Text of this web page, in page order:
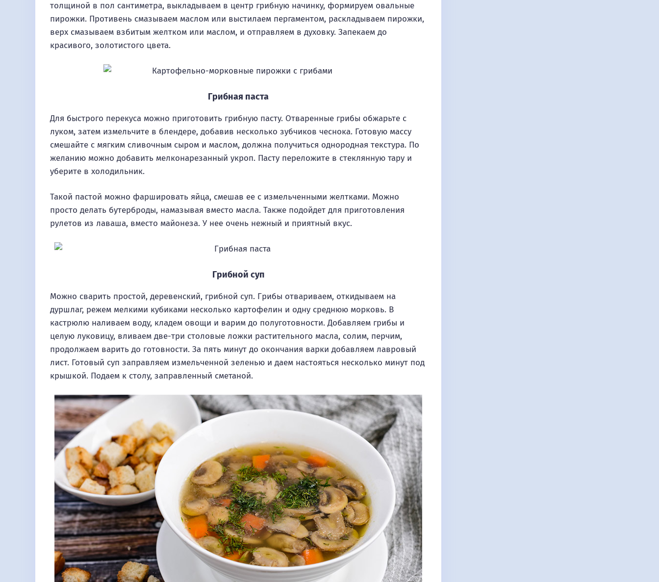
толщиной в пол сантиметра, выкладываем в центр грибную начинку, формируем овальные
пирожки. Противень смазываем маслом или выстилаем пергаментом, раскладываем пирожки,
верх смазываем взбитым желтком или маслом, и отправляем в духовку. Запекаем до
красивого, золотистого цвета.
Грибная паста
Для быстрого перекуса можно приготовить грибную пасту. Отваренные грибы обжарьте с
луком, затем измельчите в блендере, добавив несколько зубчиков чеснока. Готовую массу
смешайте с мягким сливочным сыром и маслом, должна получиться однородная текстура. По
желанию можно добавить мелконарезанный укроп. Пасту переложите в стеклянную тару и
уберите в холодильник.
Такой пастой можно фаршировать яйца, смешав ее с измельченными желтками. Можно
просто делать бутерброды, намазывая вместо масла. Также подойдет для приготовления
рулетов из лаваша, вместо майонеза. У нее очень нежный и приятный вкус.
Грибной суп
Можно сварить простой, деревенский, грибной суп. Грибы отвариваем, откидываем на
дуршлаг, режем мелкими кубиками несколько картофелин и одну среднюю морковь. В
кастрюлю наливаем воду, кладем овощи и варим до полуготовности. Добавляем грибы и
целую луковицу, вливаем две-три столовые ложки растительного масла, солим, перчим,
продолжаем варить до готовности. За пять минут до окончания варки добавляем лавровый
лист. Готовый суп заправляем измельченной зеленью и даем настояться несколько минут под
крышкой. Подаем к столу, заправленный сметаной.